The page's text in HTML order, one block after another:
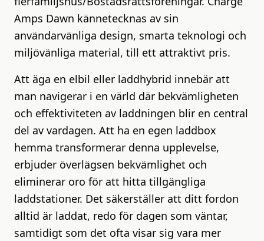
Amps Dawn kännetecknas av sin
användarvänliga design, smarta teknologi och
miljövänliga material, till ett attraktivt pris.
Att äga en elbil eller laddhybrid innebär att
man navigerar i en värld där bekvämligheten
och effektiviteten av laddningen blir en central
del av vardagen. Att ha en egen laddbox
hemma transformerar denna upplevelse,
erbjuder överlägsen bekvämlighet och
eliminerar oro för att hitta tillgängliga
laddstationer. Det säkerställer att ditt fordon
alltid är laddat, redo för dagen som väntar,
samtidigt som det ofta visar sig vara mer